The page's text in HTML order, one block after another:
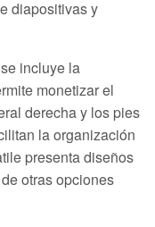
diapositivas y
incluye la
monetizar el
derecha y los pies
la organización
presenta diseños
otras opciones